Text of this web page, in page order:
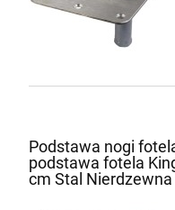
Podstawa nogi
podstawa fotela
cm Stal